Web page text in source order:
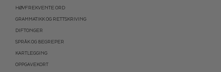
HØYFREKVENTE ORD
GRAMMATIKK OG RETTSKRIVING
DIFTONGER
SPRÅK OG BEGREPER
KARTLEGGING
OPPGAVEKORT